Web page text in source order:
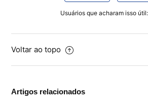
Usuários que acharam isso
Voltar ao topo
Artigos relacionados